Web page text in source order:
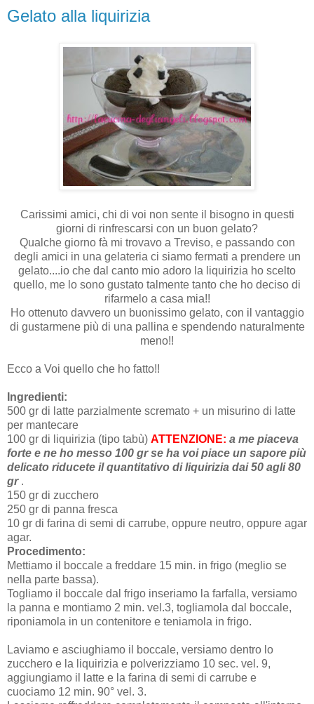
Gelato alla liquirizia
Carissimi amici, chi di voi non sente il bisogno in questi
giorni di rinfrescarsi con un buon gelato?
Qualche giorno fà mi trovavo a Treviso, e passando con
degli amici in una gelateria ci siamo fermati a prendere un
gelato....io che dal canto mio adoro la liquirizia ho scelto
quello, me lo sono gustato talmente tanto che ho deciso di
rifarmelo a casa mia!!
Ho ottenuto davvero un buonissimo gelato, con il vantaggio
di gustarmene più di una pallina e spendendo naturalmente
meno!!
Ecco a Voi quello che ho fatto!!
Ingredienti:
500 gr di latte parzialmente scremato + un misurino di latte
per mantecare
100 gr di liquirizia (tipo tabù) ATTENZIONE: a me piaceva
forte e ne ho messo 100 gr se ha voi piace un sapore più
delicato riducete il quantitativo di liquirizia dai 50 agli 80
gr .
150 gr di zucchero
250 gr di panna fresca
10 gr di farina di semi di carrube, oppure neutro, oppure agar
agar.
Procedimento:
Mettiamo il boccale a freddare 15 min. in frigo (meglio se
nella parte bassa).
Togliamo il boccale dal frigo inseriamo la farfalla, versiamo
la panna e montiamo 2 min. vel.3, togliamola dal boccale,
riponiamola in un contenitore e teniamola in frigo.
Laviamo e asciughiamo il boccale, versiamo dentro lo
zucchero e la liquirizia e polverizziamo 10 sec. vel. 9,
aggiungiamo il latte e la farina di semi di carrube e
cuociamo 12 min. 90° vel. 3.